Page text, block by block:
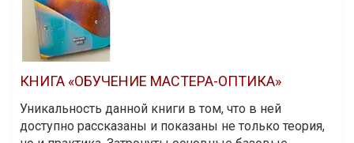
КНИГА «ОБУЧЕНИЕ МАСТЕРА-ОПТИКА»
Уникальность данной книги в том, что в ней
доступно рассказаны и показаны не только теория,